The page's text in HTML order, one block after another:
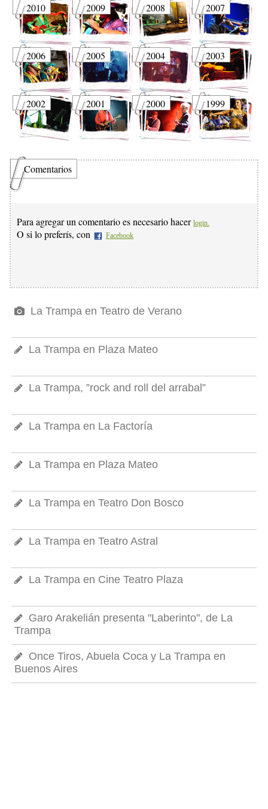
2010 2009 2008 2007
2006 2005 2004 2003
2002 2001 2000 1999
Comentarios
Para agregar un comentario es necesario hacer login.
O si lo preferís, con Facebook
La Trampa en Teatro de Verano
La Trampa en Plaza Mateo
La Trampa, ”rock and roll del arrabal”
La Trampa en La Factoría
La Trampa en Plaza Mateo
La Trampa en Teatro Don Bosco
La Trampa en Teatro Astral
La Trampa en Cine Teatro Plaza
Garo Arakelián presenta "Laberinto", de La
Trampa
Once Tiros, Abuela Coca y La Trampa en
Buenos Aires